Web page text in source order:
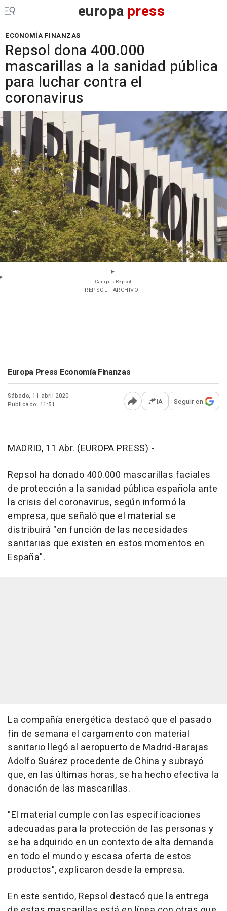
europa press
ECONOMÍA FINANZAS
Repsol dona 400.000
mascarillas a la sanidad pública
para luchar contra el
coronavirus
Campus Repsol
- REPSOL - ARCHIVO
Europa Press Economía Finanzas
Sábado, 11 abril 2020
Publicado: 11:51
Abrir opciones para
IA Seguir en
MADRID, 11 Abr. (EUROPA PRESS) -
Repsol ha donado 400.000 mascarillas faciales
de protección a la sanidad pública española ante
la crisis del coronavirus, según informó la
empresa, que señaló que el material se
distribuirá "en función de las necesidades
sanitarias que existen en estos momentos en
España".
La compañía energética destacó que el pasado
fin de semana el cargamento con material
sanitario llegó al aeropuerto de Madrid-Barajas
Adolfo Suárez procedente de China y subrayó
que, en las últimas horas, se ha hecho efectiva la
donación de las mascarillas.
"El material cumple con las especificaciones
adecuadas para la protección de las personas y
se ha adquirido en un contexto de alta demanda
en todo el mundo y escasa oferta de estos
productos", explicaron desde la empresa.
En este sentido, Repsol destacó que la entrega